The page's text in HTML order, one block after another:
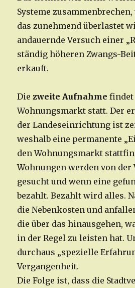
Systeme zusammenbrechen,
das zunehmend überlastet
andauernde Versuch einer
ständig höheren Zwangs-
erkauft.
Diezweite Aufnahmefindet
Wohnungsmarkt statt. Der
der Landeseinrichtung ist
weshalb eine permanente
den Wohnungsmarkt
Wohnungen werden von der
gesucht und wenn eine
bezahlt. Bezahlt wird alles.
die Nebenkosten und
die über das hinausgehen,
in der Regel zu leisten hat.
durchaus „spezielle
Vergangenheit.
Die Folge ist, dass die